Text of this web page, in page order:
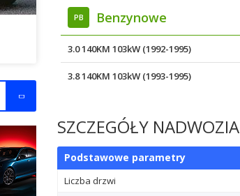
PB Benzynowe
3.0 140KM 103kW (1992-1995)
3.8 140KM 103kW (1993-1995)
SZCZEGÓŁY NADWOZIA
Podstawowe parametry
Liczba drzwi